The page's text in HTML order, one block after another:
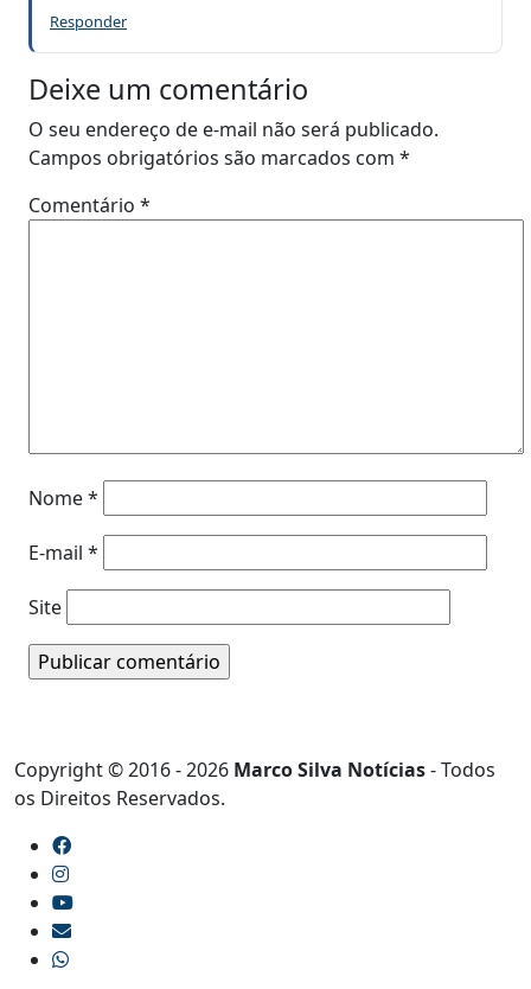
Responder
Deixe um comentário
O seu endereço de e-mail não será publicado.
Campos obrigatórios são marcados com *
Comentário *
Nome*
E-mail *
Site
Copyright © 2016 - 2026 Marco Silva Notícias- Todos
os Direitos Reservados.